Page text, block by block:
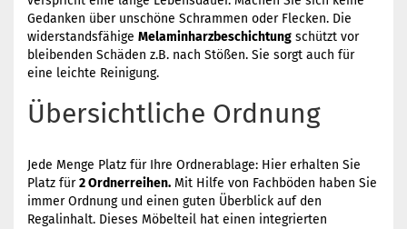
Gedanken über unschöne Schrammen oder Flecken. Die
widerstandsfähige Melaminharzbeschichtung schützt vor
bleibenden Schäden z.B. nach Stößen. Sie sorgt auch für
eine leichte Reinigung.
Übersichtliche Ordnung
Jede Menge Platz für Ihre Ordnerablage: Hier erhalten Sie
Platz für2 Ordnerreihen. Mit Hilfe von Fachböden haben Sie
immer Ordnung und einen guten Überblick auf den
Regalinhalt. Dieses Möbelteil hat einen integrierten